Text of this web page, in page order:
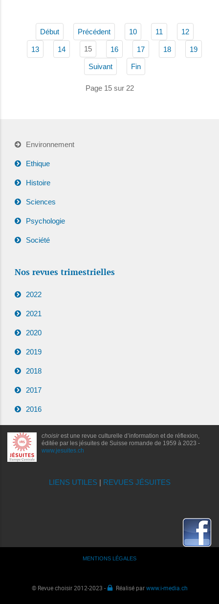
Début Précédent 10 11 12
13 14 15 16 17 18 19
Suivant Fin
Page 15 sur 22
Environnement
Ethique
Histoire
Sciences
Psychologie
Société
Nos revues trimestrielles
2022
2021
2020
2019
2018
2017
2016
choisirest une revue culturelle d’information et de réflexion,
éditée par les jésuites de Suisse romande de 1959 à 2023 -
www.jesuites.ch
LIENS UTILES| REVUES JÉSUITES
MENTIONS LÉGALES
© Revue choisir 2012-2023 - Réalisé parwww.i-media.ch